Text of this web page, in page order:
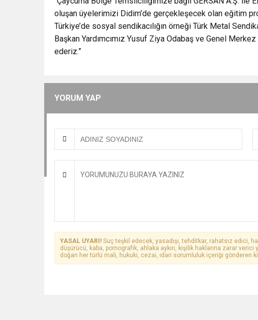
oluşan üyelerimizi Didim’de gerçekleşecek olan eğitim
Türkiye’de sosyal sendikacılığın örneği Türk Metal
Başkan Yardımcımız Yusuf Ziya Odabaş ve Genel
ederiz.”
YORUM YAP
YASAL UYARI! Suç teşkil edecek, yasadışı, tehditkar, rahatsız edici,
düşürücü, kaba, pornografik, ahlaka aykırı, kişilik haklarına zarar
doğan her türlü mali, hukuki, cezai, idari sorumluluk içeriği gönderen